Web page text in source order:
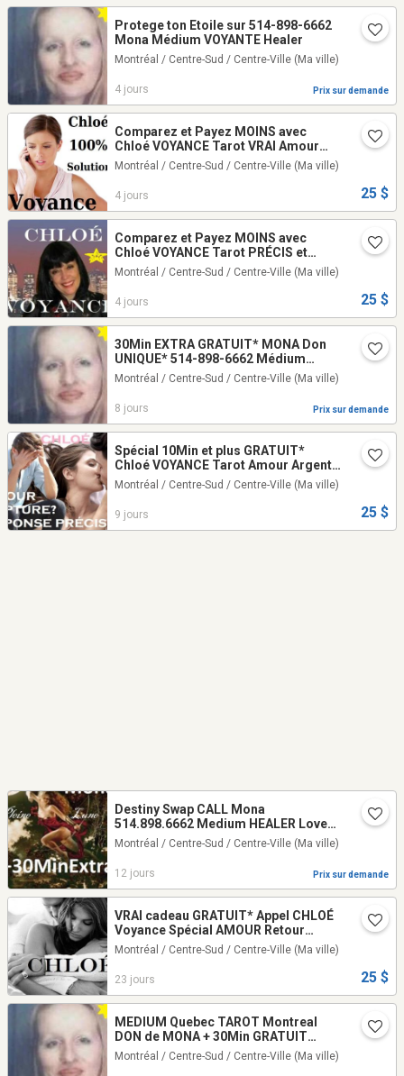
Protege ton Etoile sur 514-898-6662
Mona Médium VOYANTE Healer
Montréal / Centre-Sud / Centre-Ville (Ma ville)
4 jours Prix sur demande
Comparez et Payez MOINS avec
Chloé VOYANCE Tarot VRAI Amour
Argent Avenir TEL: 514-969-2563
Montréal / Centre-Sud / Centre-Ville (Ma ville)
4 jours 25 $
Comparez et Payez MOINS avec
Chloé VOYANCE Tarot PRÉCIS et
DATÉ 25$
Montréal / Centre-Sud / Centre-Ville (Ma ville)
4 jours 25 $
30Min EXTRA GRATUIT* MONA Don
UNIQUE* 514-898-6662 Médium
VOYANTE Tarot PSYCHIC TALISMAN
Montréal / Centre-Sud / Centre-Ville (Ma ville)
8 jours Prix sur demande
Spécial 10Min et plus GRATUIT*
Chloé VOYANCE Tarot Amour Argent
Famille
Montréal / Centre-Sud / Centre-Ville (Ma ville)
9 jours 25 $
Destiny Swap CALL Mona
514.898.6662 Medium HEALER Love
PSYCHIC Reading
Montréal / Centre-Sud / Centre-Ville (Ma ville)
12 jours Prix sur demande
VRAI cadeau GRATUIT* Appel CHLOÉ
Voyance Spécial AMOUR Retour
AVENIR couple Prédictions 2026 100%
JUSTE Chloé Tel: 514-969-2563
Montréal / Centre-Sud / Centre-Ville (Ma ville)
23 jours 25 $
MEDIUM Quebec TAROT Montreal
DON de MONA + 30Min GRATUIT
VOYANCE TAROT LOVE PSYCHIC
READING
Montréal / Centre-Sud / Centre-Ville (Ma ville)